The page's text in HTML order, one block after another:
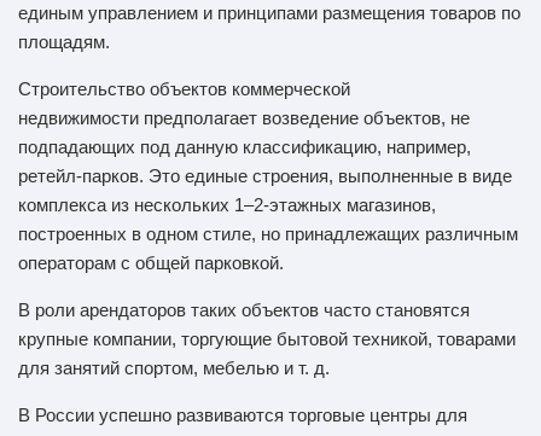
единым управлением и принципами размещения товаров по
площадям.
Строительство объектов коммерческой
недвижимости предполагает возведение объектов, не
подпадающих под данную классификацию, например,
ретейл-парков. Это единые строения, выполненные в виде
комплекса из нескольких 1–2-этажных магазинов,
построенных в одном стиле, но принадлежащих различным
операторам с общей парковкой.
В роли арендаторов таких объектов часто становятся
крупные компании, торгующие бытовой техникой, товарами
для занятий спортом, мебелью и т. д.
В России успешно развиваются торговые центры для